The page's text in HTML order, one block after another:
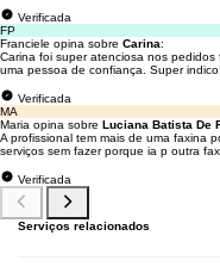
Verificada
FP
Franciele opina sobre Carina:
Carina foi super atenciosa nos
uma pessoa de confiança. Super indico!
Verificada
MA
Maria opina sobre Luciana Batista De
A profissional tem mais de uma faxina
serviços sem fazer porque ia p outra
Verificada
Serviços relacionados